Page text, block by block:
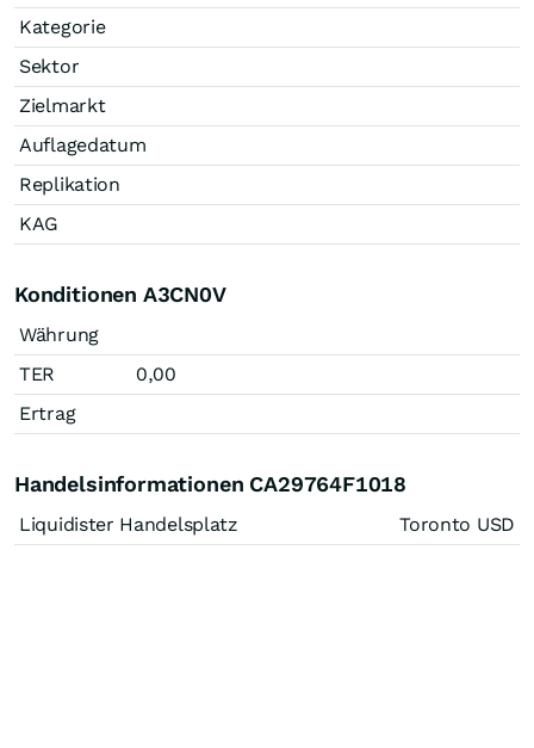
Kategorie
Sektor
Zielmarkt
Auflagedatum
Replikation
KAG
Konditionen A3CN0V
Währung
TER
0,00
Ertrag
Handelsinformationen CA29764F1018
Liquidister Handelsplatz Toronto USD